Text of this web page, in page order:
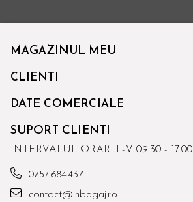
MAGAZINUL MEU
CLIENTI
DATE COMERCIALE
SUPORT CLIENTI
INTERVALUL ORAR: L-V 09:30 - 17:00
0757.684.437
contact@inbagaj.ro